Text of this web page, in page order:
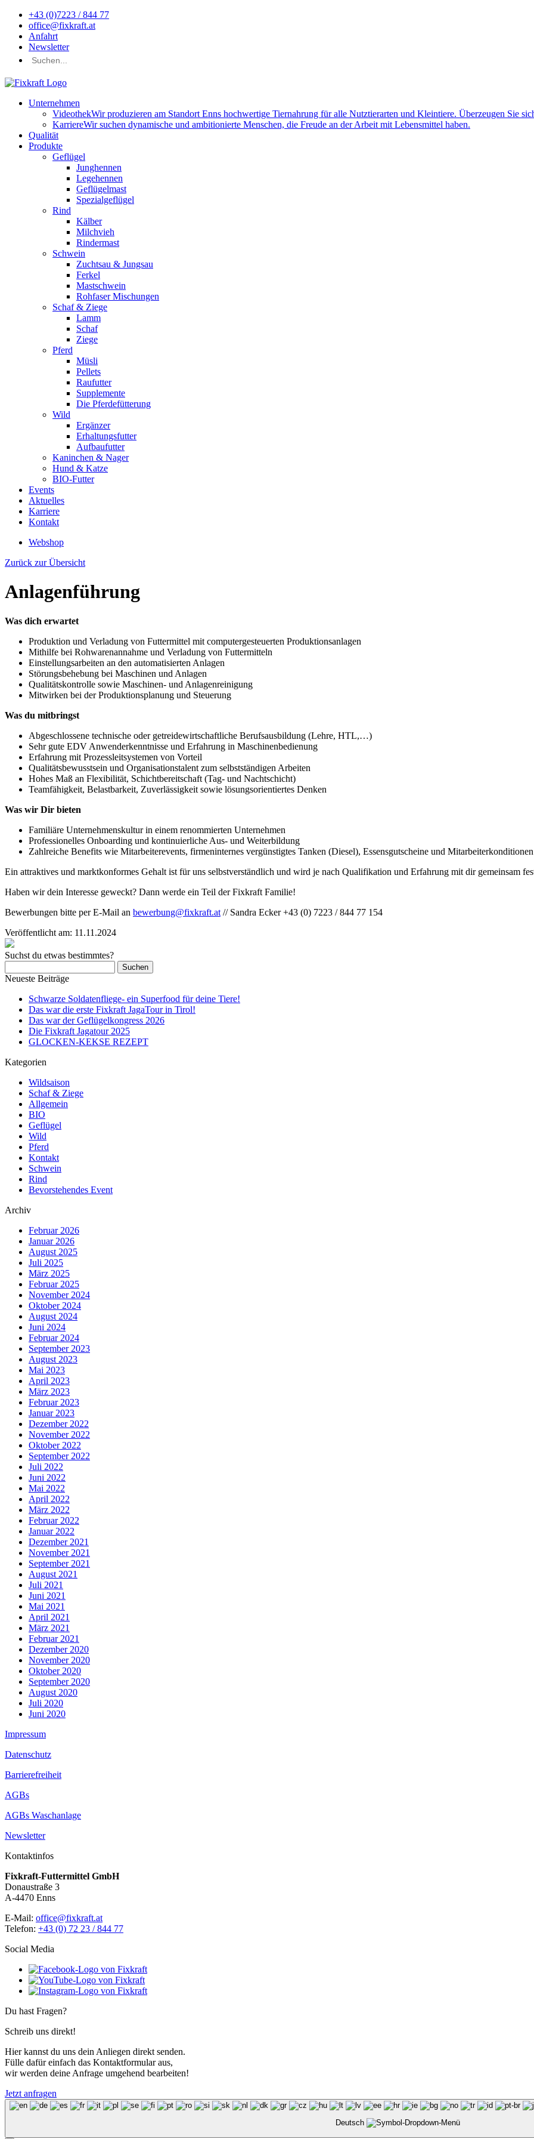
+43 (0)7223 / 844 77
office@fixkraft.at
Anfahrt
Newsletter
Unternehmen
VideothekWir produzieren am Standort Enns hochwertige Tiernahrung für alle Nutztierarten und Kleintiere. Überzeugen Sie
KarriereWir suchen dynamische und ambitionierte Menschen, die Freude an der Arbeit mit Lebensmittel haben.
Qualität
Produkte
Geflügel
Junghennen
Legehennen
Geflügelmast
Spezialgeflügel
Rind
Kälber
Milchvieh
Rindermast
Schwein
Zuchtsau & Jungsau
Ferkel
Mastschwein
Rohfaser Mischungen
Schaf & Ziege
Lamm
Schaf
Ziege
Pferd
Müsli
Pellets
Raufutter
Supplemente
Die Pferdefütterung
Wild
Ergänzer
Erhaltungsfutter
Aufbaufutter
Kaninchen & Nager
Hund & Katze
BIO-Futter
Events
Aktuelles
Karriere
Kontakt
Webshop
Zurück zur Übersicht
Anlagenführung
Was dich erwartet
Produktion und Verladung von Futtermittel mit computergesteuerten Produktionsanlagen
Mithilfe bei Rohwarenannahme und Verladung von Futtermitteln
Einstellungsarbeiten an den automatisierten Anlagen
Störungsbehebung bei Maschinen und Anlagen
Qualitätskontrolle sowie Maschinen- und Anlagenreinigung
Mitwirken bei der Produktionsplanung und Steuerung
Was du mitbringst
Abgeschlossene technische oder getreidewirtschaftliche Berufsausbildung (Lehre, HTL,…)
Sehr gute EDV Anwenderkenntnisse und Erfahrung in Maschinenbedienung
Erfahrung mit Prozessleitsystemen von Vorteil
Qualitätsbewusstsein und Organisationstalent zum selbstständigen Arbeiten
Hohes Maß an Flexibilität, Schichtbereitschaft (Tag- und Nachtschicht)
Teamfähigkeit, Belastbarkeit, Zuverlässigkeit sowie lösungsorientiertes Denken
Was wir Dir bieten
Familiäre Unternehmenskultur in einem renommierten Unternehmen
Professionelles Onboarding und kontinuierliche Aus- und Weiterbildung
Zahlreiche Benefits wie Mitarbeiterevents, firmeninternes vergünstigtes Tanken (Diesel), Essensgutscheine und Mitarbeiterkonditionen
Ein attraktives und marktkonformes Gehalt ist für uns selbstverständlich und wird je nach Qualifikation und Erfahrung mit dir gemeinsam
Haben wir dein Interesse geweckt? Dann werde ein Teil der Fixkraft Familie!
Bewerbungen bitte per E-Mail an bewerbung@fixkraft.at // Sandra Ecker +43 (0) 7223 / 844 77 154
Veröffentlicht am: 11.11.2024
Suchst du etwas bestimmtes?
nach:
Neueste Beiträge
Schwarze Soldatenfliege- ein Superfood für deine Tiere!
Das war die erste Fixkraft JagaTour in Tirol!
Das war der Geflügelkongress 2026
Die Fixkraft Jagatour 2025
GLOCKEN-KEKSE REZEPT
Kategorien
Wildsaison
Schaf & Ziege
Allgemein
BIO
Geflügel
Wild
Pferd
Kontakt
Schwein
Rind
Bevorstehendes Event
Archiv
Februar 2026
Januar 2026
August 2025
Juli 2025
März 2025
Februar 2025
November 2024
Oktober 2024
August 2024
Juni 2024
Februar 2024
September 2023
August 2023
Mai 2023
April 2023
März 2023
Februar 2023
Januar 2023
Dezember 2022
November 2022
Oktober 2022
September 2022
Juli 2022
Juni 2022
Mai 2022
April 2022
März 2022
Februar 2022
Januar 2022
Dezember 2021
November 2021
September 2021
August 2021
Juli 2021
Juni 2021
Mai 2021
April 2021
März 2021
Februar 2021
Dezember 2020
November 2020
Oktober 2020
September 2020
August 2020
Juli 2020
Juni 2020
Impressum
Datenschutz
Barrierefreiheit
AGBs
AGBs Waschanlage
Newsletter
Kontaktinfos
Fixkraft-Futtermittel GmbH
Donaustraße 3
A-4470 Enns
E-Mail: office@fixkraft.at
Telefon: +43 (0) 72 23 / 844 77
Social Media
Du hast Fragen?
Schreib uns direkt!
Hier kannst du uns dein Anliegen direkt senden.
Fülle dafür einfach das Kontaktformular aus,
wir werden deine Anfrage umgehend bearbeiten!
Jetzt anfragen
Deutsch